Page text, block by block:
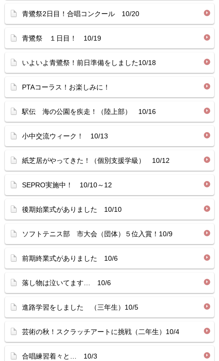
青鷺祭2日目！合唱コンクール 10/20
青鷺祭 １日目！ 10/19
いよいよ青鷺祭！前日準備をしました10/18
PTAコーラス！お楽しみに！
駅伝 海の公園を疾走！（陸上部） 10/16
小中交流ウィーク！ 10/13
紙芝居がやってきた！（個別支援学級） 10/12
SEPRO実施中！ 10/10～12
後期始業式がありました 10/10
ソフトテニス部 市大会（団体）５位入賞！10/9
前期終業式がありました 10/6
落し物は泣いてます… 10/6
進路学習をしました （三年生）10/5
芸術の秋！スクラッチアートに挑戦（二年生）10/4
合唱練習着々と… 10/3